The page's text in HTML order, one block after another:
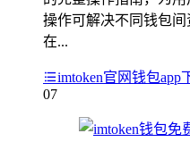
操作可解决不同钱包间
在...
imtoken官网钱包app
07